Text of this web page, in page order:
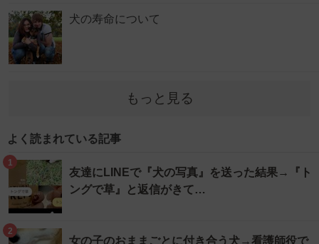
犬の寿命について
もっと見る
よく読まれている記事
1
友達にLINEで『犬の写真』を送った結果→『ト
ングで草』と返信がきて…
2
女の子のおままごとに付き合う犬→看護師役で